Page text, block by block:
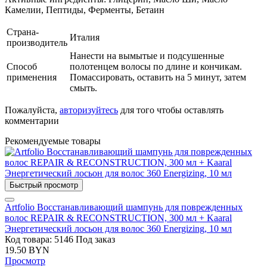
Камелии, Пептиды, Ферменты, Бетаин
Страна-
производитель
Италия
Способ
применения
Нанести на вымытые и подсушенные
полотенцем волосы по длине и кончикам.
Помассировать, оставить на 5 минут, затем
смыть.
Пожалуйста, авторизуйтесь для того чтобы оставлять
комментарии
Рекомендуемые товары
Быстрый просмотр
Artfolio Восстанавливающий шампунь для поврежденных
волос REPAIR & RECONSTRUCTION, 300 мл + Kaaral
Энергетический лосьон для волос 360 Energizing, 10 мл
Код товара: 5146 Под заказ
19.50 BYN
Просмотр